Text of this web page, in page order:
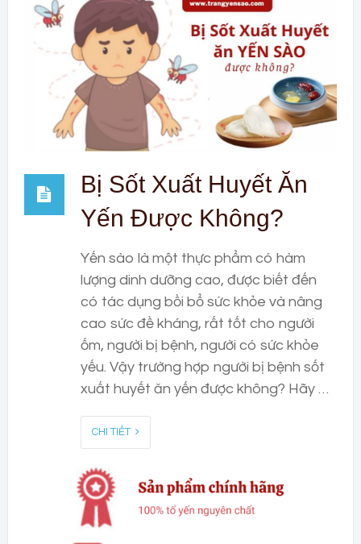
Bị Sốt Xuất Huyết Ăn
Yến Được Không?
Yến sào là một thực phẩm có hàm
lượng dinh dưỡng cao, được biết đến
có tác dụng bồi bổ sức khỏe và nâng
cao sức đề kháng, rất tốt cho người
ốm, người bị bệnh, người có sức khỏe
yếu. Vậy trường hợp người bị bệnh sốt
xuất huyết ăn yến được không? Hãy …
CHI TIẾT